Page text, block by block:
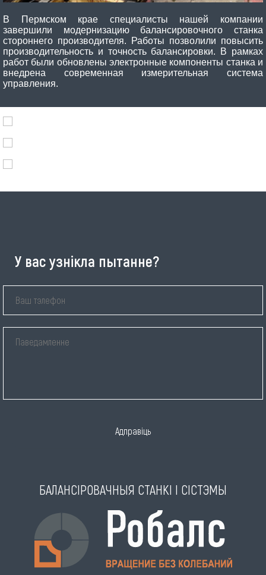
В Пермском крае специалисты нашей компании
завершили модернизацию балансировочного станка
стороннего производителя. Работы позволили повысить
производительность и точность балансировки. В рамках
работ были обновлены электронные компоненты станка и
внедрена современная измерительная система
управления.
У вас узнікла пытанне?
Адправіць
БАЛАНСІРОВАЧНЫЯ СТАНКІ І СІСТЭМЫ